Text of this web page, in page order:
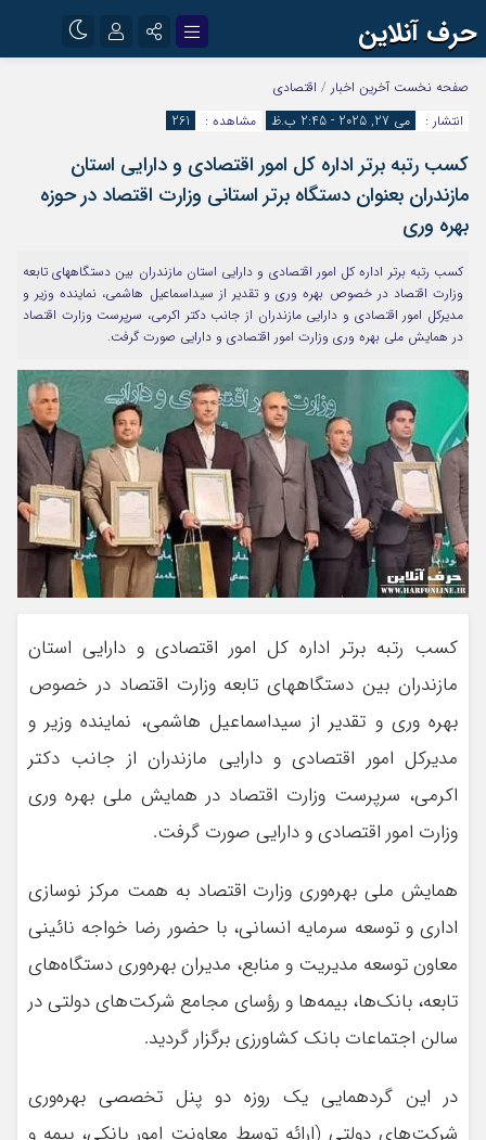
حرف آنلاین
اینستاگرام
آپارات
رمز عبور
صفحه نخست آخرین اخبار / اقتصادی
انتشار :
می 27, 2025 - 2:45 ب.ظ مشاهده : 261
کسب رتبه برتر اداره کل امور اقتصادی و دارایی استان
مازندران بعنوان دستگاه برتر استانی وزارت اقتصاد در حوزه
بهره وری
کسب رتبه برتر اداره کل امور اقتصادی و دارایی استان مازندران بین دستگاههای تابعه
وزارت اقتصاد در خصوص بهره وری و تقدیر از سیداسماعیل هاشمی، نماینده وزیر و
مدیرکل امور اقتصادی و دارایی مازندران از جانب دکتر اکرمی، سرپرست وزارت اقتصاد
در همایش ملی بهره وری وزارت امور اقتصادی و دارایی صورت گرفت.
کسب رتبه برتر اداره کل امور اقتصادی و دارایی استان
مازندران بین دستگاههای تابعه وزارت اقتصاد در خصوص
بهره وری و تقدیر از سیداسماعیل هاشمی، نماینده وزیر و
مدیرکل امور اقتصادی و دارایی مازندران از جانب دکتر
اکرمی، سرپرست وزارت اقتصاد در همایش ملی بهره وری
وزارت امور اقتصادی و دارایی صورت گرفت.
همایش ملی بهره‌وری وزارت اقتصاد به همت مرکز نوسازی
اداری و توسعه سرمایه انسانی، با حضور رضا خواجه نائینی
معاون توسعه مدیریت و منابع، مدیران بهره‌وری دستگاه‌های
تابعه، بانک‌ها، بیمه‌ها و رؤسای مجامع شرکت‌های دولتی در
سالن اجتماعات بانک کشاورزی برگزار گردید.
در این گردهمایی یک‌ روزه دو پنل تخصصی بهره‌وری
شرکت‌های دولتی (ارائه توسط معاونت امور بانکی، بیمه و